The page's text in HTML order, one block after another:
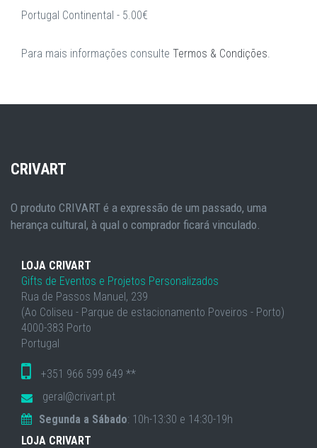
Portugal Continental - 5.00€
Para mais informações consulte Termos & Condições.
CRIVART
O produto CRIVART é a expressão de um passado, uma
herança cultural, à qual o comprador ficará vinculado.
LOJA CRIVART
Gifts de Eventos e Projetos Personalizados
Rua de Passos Manuel, 239
(Ao Coliseu - Parque de estacionamento Poveiros - Porto)
4000-383 Porto
Portugal
+351 966 599 649 **
geral@crivart.pt
Segunda a Sábado: 10h-13:30 e 14:30-19h
LOJA CRIVART